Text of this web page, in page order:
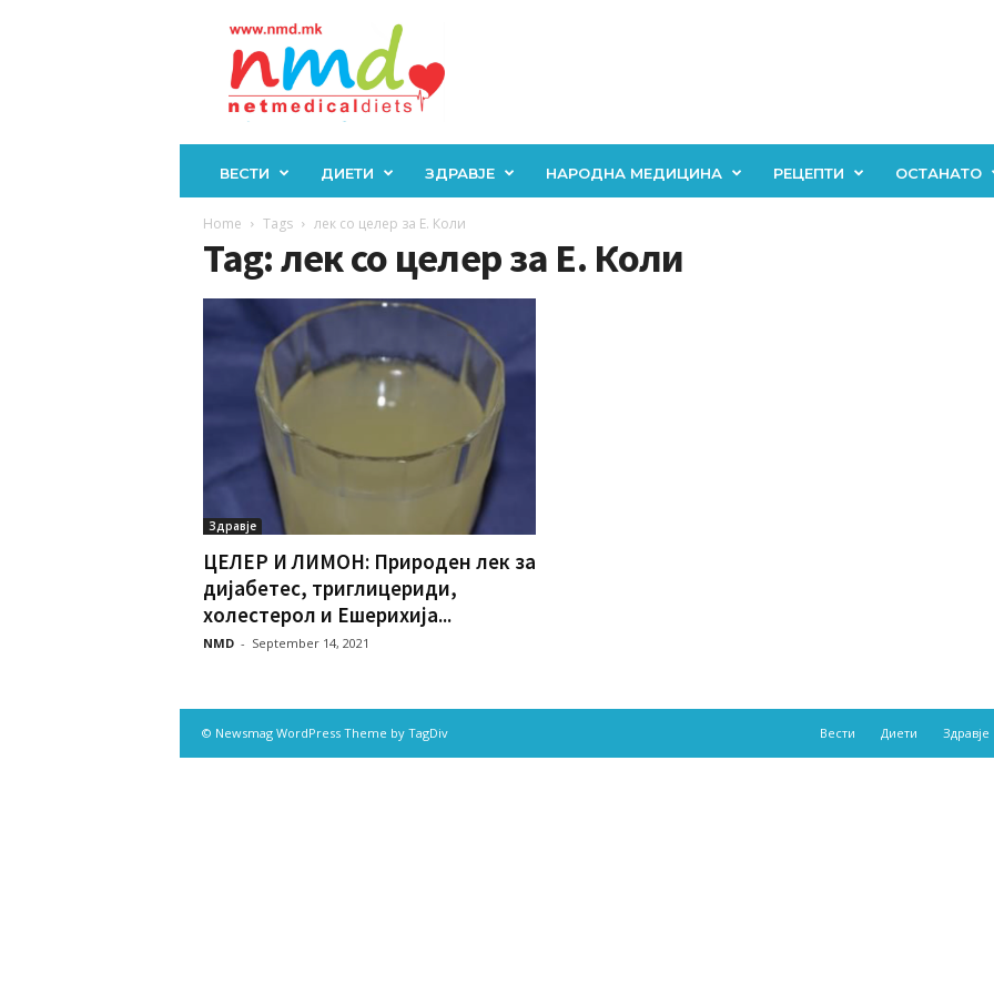
ВЕСТИ ДИЕТИ ЗДРАВЈЕ НАРОДНА МЕДИЦИНА РЕЦЕПТИ ОСТАНАТО
Home Tags лек со целер за Е. Коли
Tag: лек со целер за Е. Коли
Здравје
ЦЕЛЕР И ЛИМОН: Природен лек за
дијабетес, триглицериди,
холестерол и Ешерихија...
NMD - September 14, 2021
Вести Диети Здравје
© Newsmag WordPress Theme by TagDiv